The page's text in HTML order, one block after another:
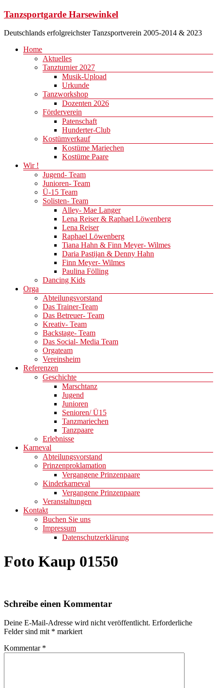
Zum
springen
Tanzsportgarde Harsewinkel
Deutschlands erfolgreichster Tanzsportverein 2005-2014 & 2023
Menü
Home
Aktuelles
Tanzturnier 2027
Musik-Upload
Urkunde
Tanzworkshop
Dozenten 2026
Förderverein
Patenschaft
Hunderter-Club
Kostümverkauf
Kostüme Mariechen
Kostüme Paare
Wir !
Jugend- Team
Junioren- Team
Ü-15 Team
Solisten- Team
Alley- Mae Langer
Lena Reiser & Raphael Löwenberg
Lena Reiser
Raphael Löwenberg
Tiana Hahn & Finn Meyer- Wilmes
Daria Pastijan & Denny Hahn
Finn Meyer- Wilmes
Paulina Fölling
Dancing Kids
Orga
Abteilungsvorstand
Das Trainer-Team
Das Betreuer- Team
Kreativ- Team
Backstage- Team
Das Social- Media Team
Orgateam
Vereinsheim
Referenzen
Geschichte
Marschtanz
Jugend
Junioren
Senioren/ Ü15
Tanzmariechen
Tanzpaare
Erlebnisse
Karneval
Abteilungsvorstand
Prinzenproklamation
Vergangene Prinzenpaare
Kinderkarneval
Vergangene Prinzenpaare
Veranstaltungen
Kontakt
Buchen Sie uns
Impressum
Datenschutzerklärung
Foto Kaup 01550
Schreibe einen Kommentar
Deine E-Mail-Adresse wird nicht veröffentlicht. Erforderliche
Felder sind mit * markiert
Kommentar *